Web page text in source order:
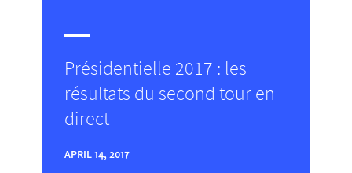
Présidentielle 2017 : les
résultats du second tour en
direct
APRIL 14, 2017